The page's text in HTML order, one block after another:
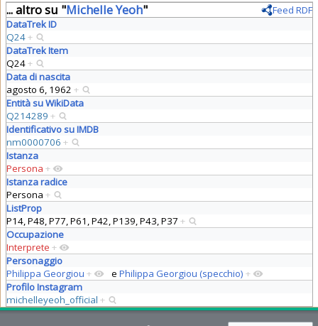
... altro su "Michelle Yeoh"
Feed RDF
DataTrek ID
Q24+
DataTrek Item
Q24+
Data di nascita
agosto 6, 1962 +
Entità su WikiData
Q214289 +
Identificativo su IMDB
nm0000706 +
Istanza
Persona +
Istanza radice
Persona +
ListProp
P14, P48, P77, P61, P42, P139, P43, P37 +
Occupazione
Interprete +
Personaggio
Philippa Georgiou + e Philippa Georgiou (specchio) +
Profilo Instagram
michelleyeoh_official +